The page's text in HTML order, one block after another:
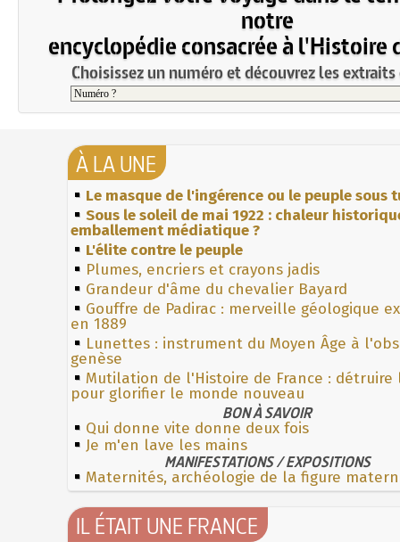
notre
encyclopédie consacrée à l'Histoire
Choisissez un numéro et découvrez les
À LA UNE
Le masque de l'ingérence ou le peuple sous
Sous le soleil de mai 1922 : chaleur
emballement médiatique ?
L'élite contre le peuple
Plumes, encriers et crayons jadis
Grandeur d'âme du chevalier Bayard
Gouffre de Padirac : merveille géologique
en 1889
Lunettes : instrument du Moyen Âge à
genèse
Mutilation de l'Histoire de France : détruire
pour glorifier le monde nouveau
BON À SAVOIR
Qui donne vite donne deux fois
Je m'en lave les mains
MANIFESTATIONS / EXPOSITIONS
Maternités, archéologie de la figure
IL ÉTAIT UNE FRANCE